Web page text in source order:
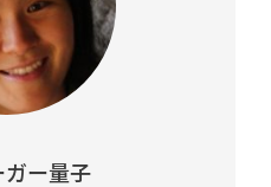
ガー量子